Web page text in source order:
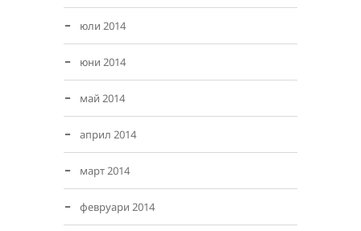
юли 2014
юни 2014
май 2014
април 2014
март 2014
февруари 2014